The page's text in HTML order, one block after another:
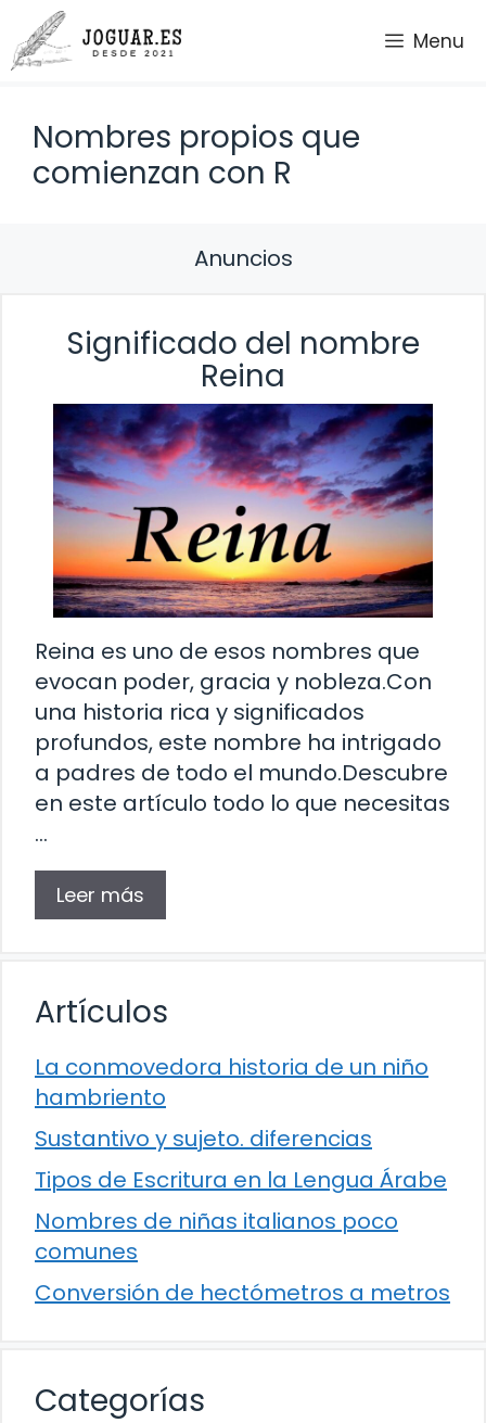
Saltar
al
contenido
Menu
Nombres propios que
comienzan con R
Anuncios
Significado del nombre
Reina
Reina es uno de esos nombres que
evocan poder, gracia y nobleza.Con
una historia rica y significados
profundos, este nombre ha intrigado
a padres de todo el mundo.Descubre
en este artículo todo lo que necesitas
…
Leer más
Artículos
La conmovedora historia de un niño
hambriento
Sustantivo y sujeto. diferencias
Tipos de Escritura en la Lengua Árabe
Nombres de niñas italianos poco
comunes
Conversión de hectómetros a metros
Categorías